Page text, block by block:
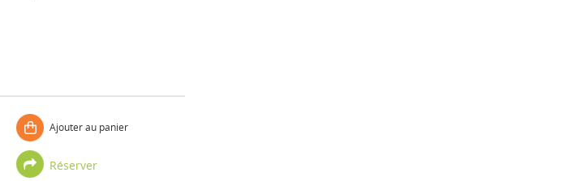
Ajouter au panier
Réserver